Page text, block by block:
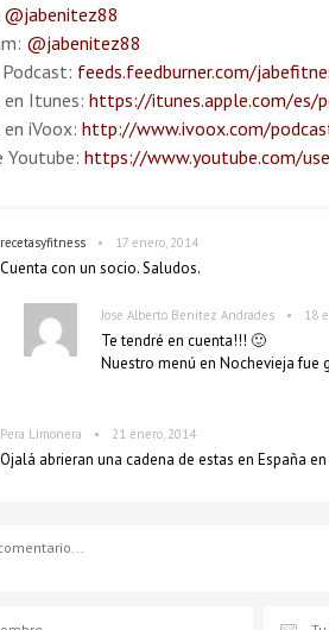
@jabenitez88
@jabenitez88
feeds.feedburner.com/
Itunes: https://itunes.apple.com/es/
iVoox: http://www.ivoox.com/
Youtube: https://www.youtube.com/
recetasyfitness • 17 enero, 2014
Cuenta con un socio. Saludos.
Jose Alberto Benítez Andrades • 18
Te tendré en cuenta!!! 🙂
Nuestro menú en Nochevieja fue
Pera Limonera • 21 enero, 2014
Ojalá abrieran una cadena de estas en España